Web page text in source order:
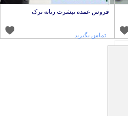
فروش عمده تیشرت زنانه ترک
تماس بگیرید